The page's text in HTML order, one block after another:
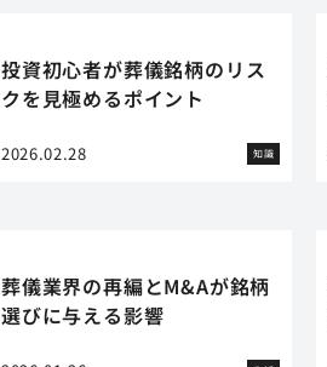
投資初心者が葬儀銘柄のリス
クを見極めるポイント
2026.02.28 知識
葬儀業界の再編とM&Aが銘柄
選びに与える影響